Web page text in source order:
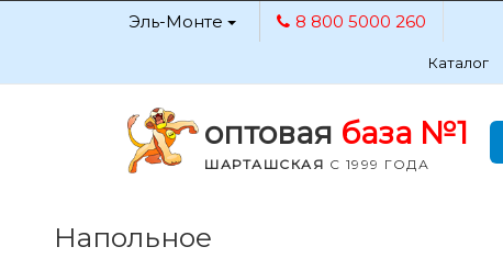
Эль-Монте 8 800 5000 260
Каталог
оптовая база №1
ШАРТАШСКАЯ С 1999 ГОДА
Напольное